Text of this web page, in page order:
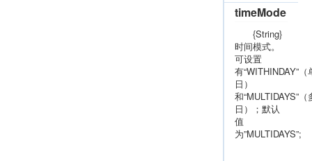
timeMode
{String}
时间模式。
可设置
有“WITHINDAY”（
日）
和“MULTIDAYS”（
日）；默认
值
为”MULTIDAYS”;